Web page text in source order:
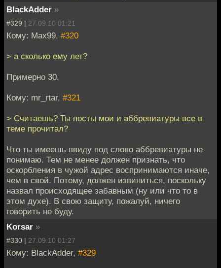
BlackAdder »
#329 | 27.09.10 01:21
Кому: Max99, #320
> а сколько ему лет?
Примерно 30.
Кому: mr_rtar, #321
> Считаешь? Ты посты мои и аббревиатуры все в
теме прочитал?
Что ты имеешь ввиду под слово аббревиатуры не
понимаю. Тем не менее должен признать, что
оскорбления в чужой адрес воспринимаются иначе,
чем в свой. Потому, должен извиниться, поскольку
назвал происходящее забавным (ну или что то в
этом духе). В свою защиту, пожалуй, ничего
говорить не буду.
Korsar »
#330 | 27.09.10 01:27
Кому: BlackAdder, #329